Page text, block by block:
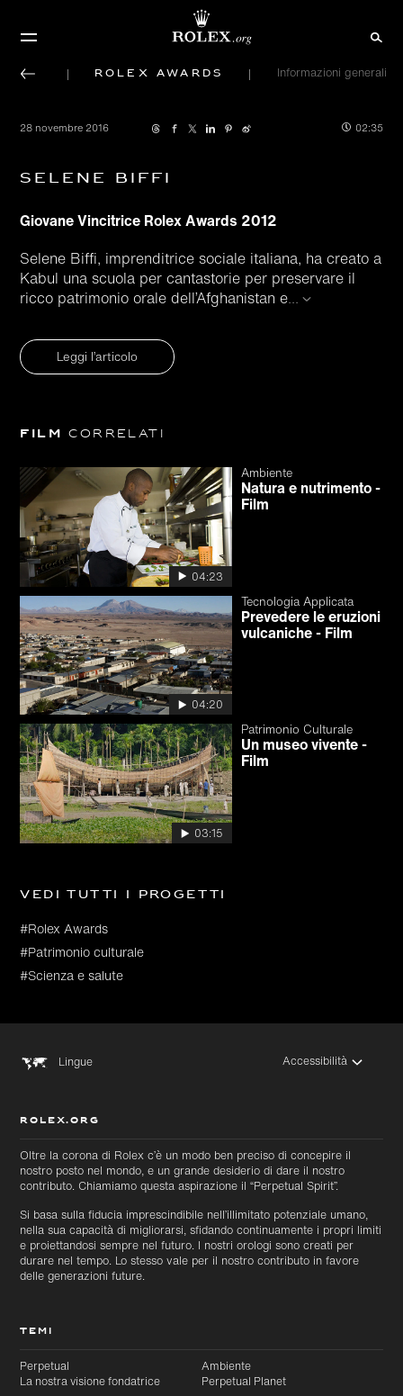
Rolex Awards Informazioni generali
28 novembre 2016 02:35
Selene Biffi
Giovane Vincitrice Rolex Awards 2012
Selene Biffi, imprenditrice sociale italiana, ha creato a
Kabul una scuola per cantastorie per preservare il
ricco patrimonio orale dell’Afghanistan e...
Leggi l’articolo
Film correlati
04:23
Ambiente
Natura e nutrimento -
Film
04:20
Tecnologia Applicata
Prevedere le eruzioni
vulcaniche - Film
03:15
Patrimonio Culturale
Un museo vivente -
Film
Vedi tutti i progetti
#Rolex Awards
#Patrimonio culturale
#Scienza e salute
Lingue Accessibilità
ROLEX.ORG
Oltre la corona di Rolex c’è un modo ben preciso di concepire il
nostro posto nel mondo, e un grande desiderio di dare il nostro
contributo. Chiamiamo questa aspirazione il “Perpetual Spirit”.
Si basa sulla fiducia imprescindibile nell’illimitato potenziale umano,
nella sua capacità di migliorarsi, sfidando continuamente i propri limiti
e proiettandosi sempre nel futuro. I nostri orologi sono creati per
durare nel tempo. Lo stesso vale per il nostro contributo in favore
delle generazioni future.
TEMI
Perpetual
La nostra visione fondatrice
Ambiente
Perpetual Planet